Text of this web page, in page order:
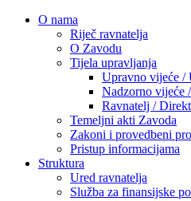
O nama
Riječ ravnatelja
O Zavodu
Tijela upravljanja
Upravno vijeće /
Nadzorno vijeće
Ravnatelj /
Temeljni akti Zavoda
Zakoni i provedbeni
Pristup informacijama
Struktura
Ured ravnatelja
Služba za finansijske